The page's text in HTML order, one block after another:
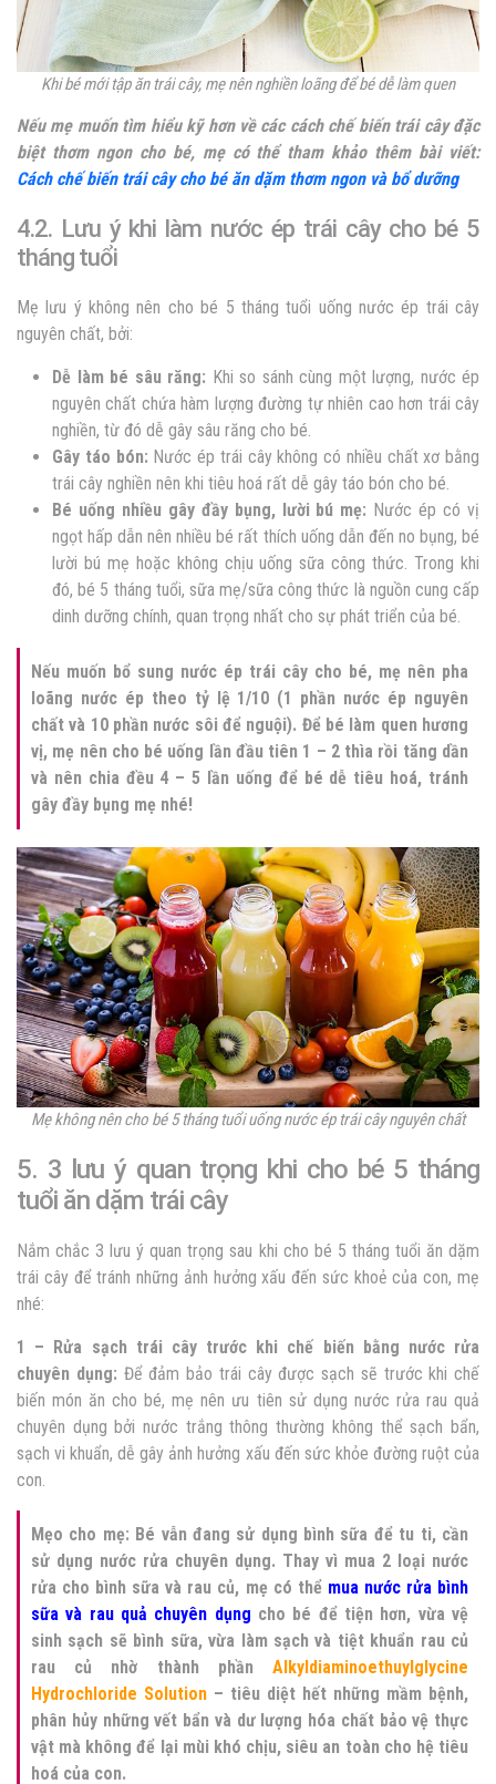
Khi bé mới tập ăn trái cây, mẹ nên nghiền loãng để bé dễ làm quen
Nếu mẹ muốn tìm hiểu kỹ hơn về các cách chế biến trái cây đặc
biệt thơm ngon cho bé, mẹ có thể tham khảo thêm bài viết:
Cách chế biến trái cây cho bé ăn dặm thơm ngon và bổ dưỡng
4.2. Lưu ý khi làm nước ép trái cây cho bé 5
tháng tuổi
Mẹ lưu ý không nên cho bé 5 tháng tuổi uống nước ép trái cây
nguyên chất, bởi:
Dễ làm bé sâu răng: Khi so sánh cùng một lượng, nước ép
nguyên chất chứa hàm lượng đường tự nhiên cao hơn trái cây
nghiền, từ đó dễ gây sâu răng cho bé.
Gây táo bón: Nước ép trái cây không có nhiều chất xơ bằng
trái cây nghiền nên khi tiêu hoá rất dễ gây táo bón cho bé.
Bé uống nhiều gây đầy bụng, lười bú mẹ: Nước ép có vị
ngọt hấp dẫn nên nhiều bé rất thích uống dẫn đến no bụng, bé
lười bú mẹ hoặc không chịu uống sữa công thức. Trong khi
đó, bé 5 tháng tuổi, sữa mẹ/sữa công thức là nguồn cung cấp
dinh dưỡng chính, quan trọng nhất cho sự phát triển của bé.
Nếu muốn bổ sung nước ép trái cây cho bé, mẹ nên pha
loãng nước ép theo tỷ lệ 1/10 (1 phần nước ép nguyên
chất và 10 phần nước sôi để nguội). Để bé làm quen hương
vị, mẹ nên cho bé uống lần đầu tiên 1 – 2 thìa rồi tăng dần
và nên chia đều 4 – 5 lần uống để bé dễ tiêu hoá, tránh
gây đầy bụng mẹ nhé!
Mẹ không nên cho bé 5 tháng tuổi uống nước ép trái cây nguyên chất
5. 3 lưu ý quan trọng khi cho bé 5 tháng
tuổi ăn dặm trái cây
Nắm chắc 3 lưu ý quan trọng sau khi cho bé 5 tháng tuổi ăn dặm
trái cây để tránh những ảnh hưởng xấu đến sức khoẻ của con, mẹ
nhé:
1 – Rửa sạch trái cây trước khi chế biến bằng nước rửa
chuyên dụng: Để đảm bảo trái cây được sạch sẽ trước khi chế
biến món ăn cho bé, mẹ nên ưu tiên sử dụng nước rửa rau quả
chuyên dụng bởi nước trắng thông thường không thể sạch bẩn,
sạch vi khuẩn, dễ gây ảnh hưởng xấu đến sức khỏe đường ruột của
con.
Mẹo cho mẹ: Bé vẫn đang sử dụng bình sữa để tu ti, cần
sử dụng nước rửa chuyên dụng. Thay vì mua 2 loại nước
rửa cho bình sữa và rau củ, mẹ có thể mua nước rửa bình
sữa và rau quả chuyên dụng cho bé để tiện hơn, vừa vệ
sinh sạch sẽ bình sữa, vừa làm sạch và tiệt khuẩn rau củ
rau củ nhờ thành phần Alkyldiaminoethuylglycine
Hydrochloride Solution – tiêu diệt hết những mầm bệnh,
phân hủy những vết bẩn và dư lượng hóa chất bảo vệ thực
vật mà không để lại mùi khó chịu, siêu an toàn cho hệ tiêu
hoá của con.